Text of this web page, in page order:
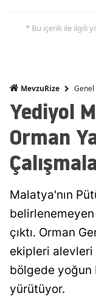
* Bu içerik ile ilgili
MevzuRize Genel
Yediyol
Orman
Malatya'nın
belirlenemeyen
çıktı. Orman
ekipleri alevleri
bölgede yoğun
yürütüyor.